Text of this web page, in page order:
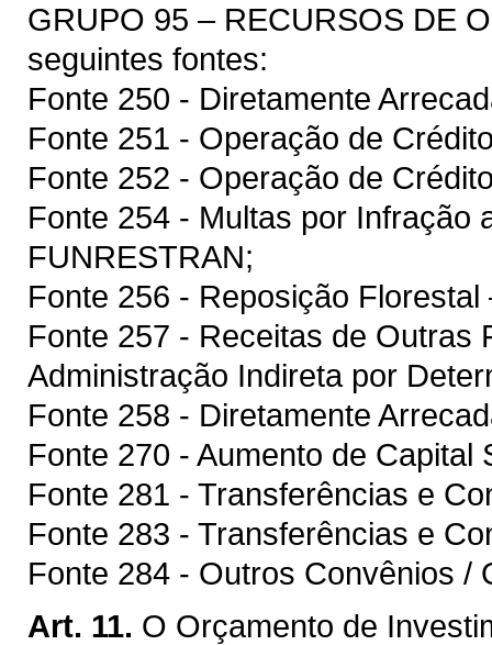
GRUPO 95 – RECURSOS DE
seguintes fontes:
Fonte 250 - Diretamente
Fonte 251 - Operação de
Fonte 252 - Operação de
Fonte 254 - Multas por Infração
FUNRESTRAN;
Fonte 256 - Reposição Florestal
Fonte 257 - Receitas de Outras
Administração Indireta por
Fonte 258 - Diretamente
Fonte 270 - Aumento de Capital
Fonte 281 - Transferências e
Fonte 283 - Transferências e
Fonte 284 - Outros Convênios /
Art. 11. O Orçamento de